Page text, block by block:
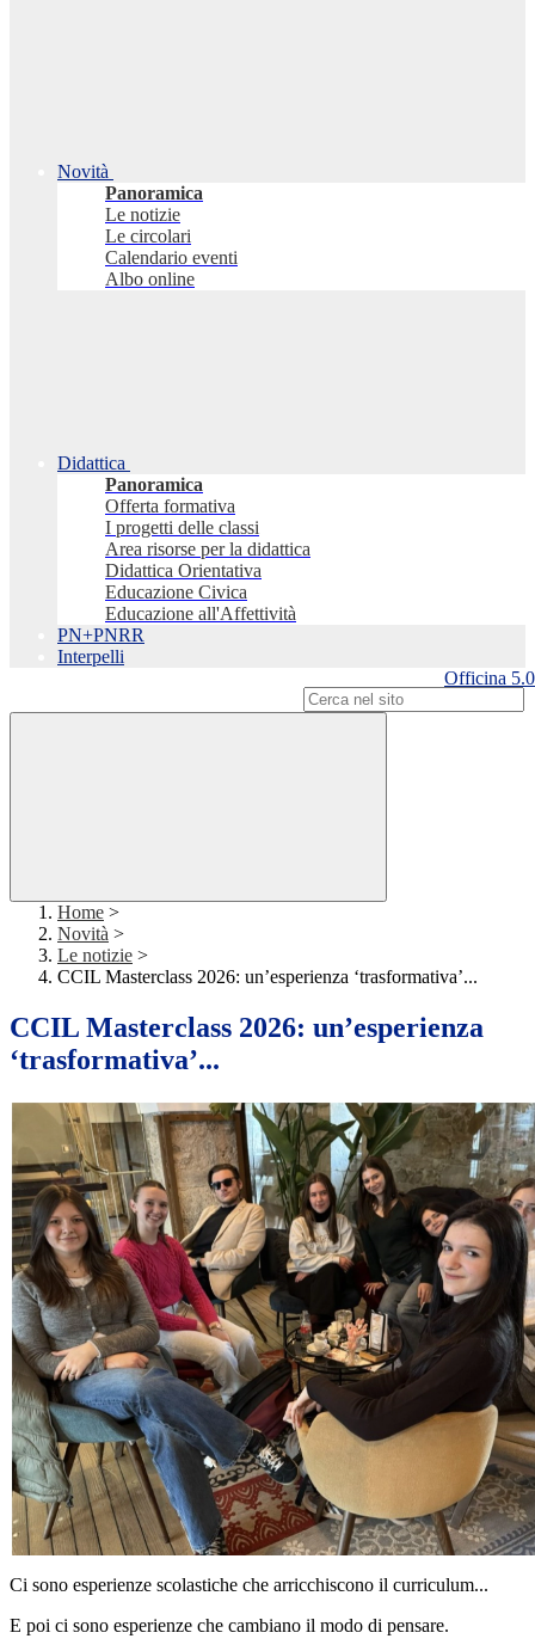
Novità
Panoramica
Le notizie
Le circolari
Calendario eventi
Albo online
Didattica
Panoramica
Offerta formativa
I progetti delle classi
Area risorse per la didattica
Didattica Orientativa
Educazione Civica
Educazione all'Affettività
PN+PNRR
Interpelli
Officina 5.0
Home >
Novità >
Le notizie >
CCIL Masterclass 2026: un’esperienza ‘trasformativa’...
CCIL Masterclass 2026: un’esperienza
‘trasformativa’...
Ci sono esperienze scolastiche che arricchiscono il curriculum...
E poi ci sono esperienze che cambiano il modo di pensare.